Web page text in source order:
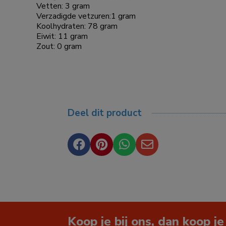
Vetten: 3 gram
Verzadigde vetzuren:1 gram
Koolhydraten: 78 gram
Eiwit: 11 gram
Zout: 0 gram
Deel dit product
   
Koop je bij ons, dan koop